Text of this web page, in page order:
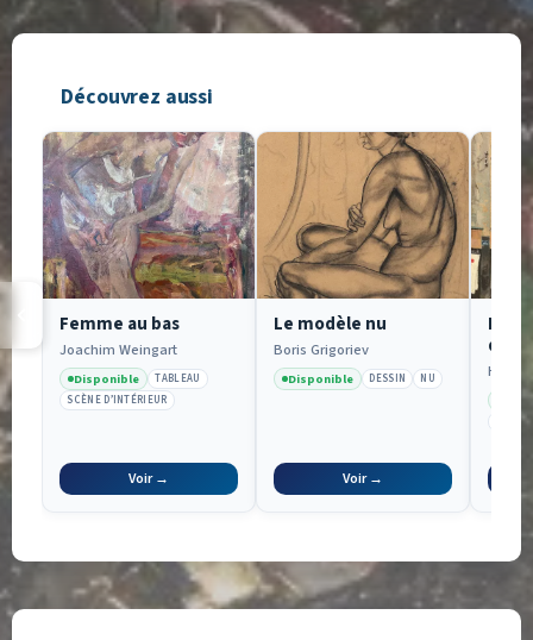
Découvrez aussi
Femme au bas
Joachim Weingart
Disponible
TABLEAU
SCÈNE D’INTÉRIEUR
Voir →
Le modèle nu
Boris Grigoriev
Disponible DESSIN NU
Voir →
d’en